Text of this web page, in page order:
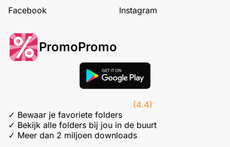
Facebook
Instagram
PromoPromo
(4.4)
✓ Bewaar je favoriete folders
✓ Bekijk alle folders bij jou in de buurt
✓ Meer dan 2 miljoen downloads